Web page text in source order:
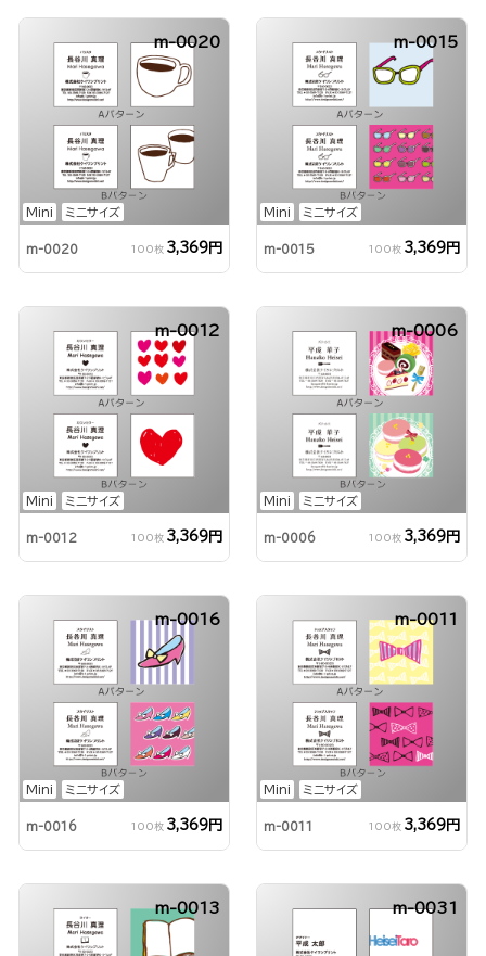
Mini ミニサイズ
m-0020
m-0020 100枚 3,369円
Mini ミニサイズ
m-0015
m-0015 100枚 3,369円
Mini ミニサイズ
m-0012
m-0012 100枚 3,369円
Mini ミニサイズ
m-0006
m-0006 100枚 3,369円
Mini ミニサイズ
m-0016
m-0016 100枚 3,369円
Mini ミニサイズ
m-0011
m-0011 100枚 3,369円
m-0013 m-0031